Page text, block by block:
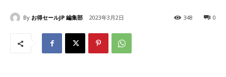
By お得セールJP 編集部 2023年3月2日 0
348